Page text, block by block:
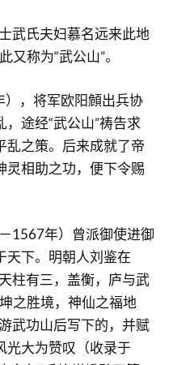
武氏夫妇慕名远来此地
又称为“武公山”。
，将军欧阳頠出兵协
途经“武公山”祷告求
乱之策。后来成就了帝
灵相助之功，便下令赐
1567年）曾派御使进御
天下。明朝人刘鉴在
柱有三，盖衡，庐与武
之胜境，神仙之福地
武功山后写下的，并赋
光大为赞叹（收录于